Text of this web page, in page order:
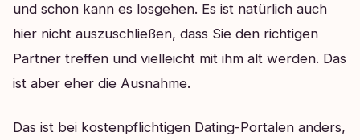
und schon kann es losgehen. Es ist natürlich auch
hier nicht auszuschließen, dass Sie den richtigen
Partner treffen und vielleicht mit ihm alt werden. Das
ist aber eher die Ausnahme.
Das ist bei kostenpflichtigen Dating-Portalen anders,